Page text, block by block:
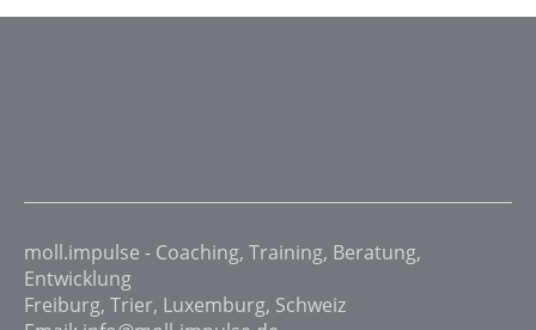
moll.impulse - Coaching, Training, Beratung,
Entwicklung
Freiburg, Trier, Luxemburg, Schweiz